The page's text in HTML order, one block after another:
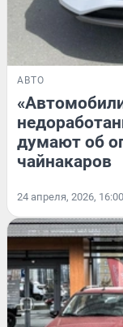
АВТО
думают об
чайнакаров
24 апреля, 2026, 16:00